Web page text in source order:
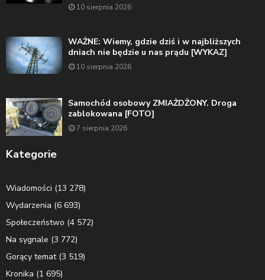
10 sierpnia 2026
WAŻNE: Wiemy, gdzie dziś i w najbliższych
dniach nie będzie u nas prądu [WYKAZ]
10 sierpnia 2026
Samochód osobowy ZMIAŻDŻONY. Droga
zablokowana [FOTO]
7 sierpnia 2026
Kategorie
Wiadomości (13 278)
Wydarzenia (6 693)
Społeczeństwo (4 572)
Na sygnale (3 772)
Gorący temat(3 519)
Kronika (1 695)